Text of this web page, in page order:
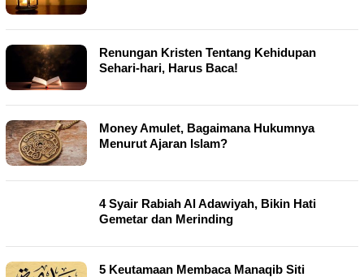
Renungan Kristen Tentang Kehidupan
Sehari-hari, Harus Baca!
Money Amulet, Bagaimana Hukumnya
Menurut Ajaran Islam?
4 Syair Rabiah Al Adawiyah, Bikin Hati
Gemetar dan Merinding
5 Keutamaan Membaca Manaqib Siti